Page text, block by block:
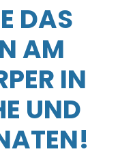
DAS
AM
IN
UND